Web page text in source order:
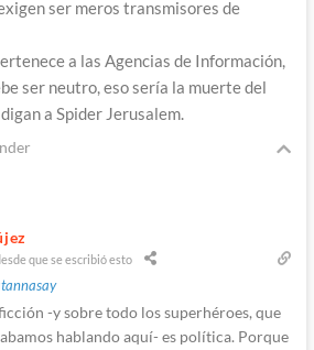
ser meros transmisores de
a las Agencias de Información,
ser neutro, eso sería la muerte del
a Spider Jerusalem.
que se escribió esto
-y sobre todo los superhéroes, que
hablando aquí- es política. Porque